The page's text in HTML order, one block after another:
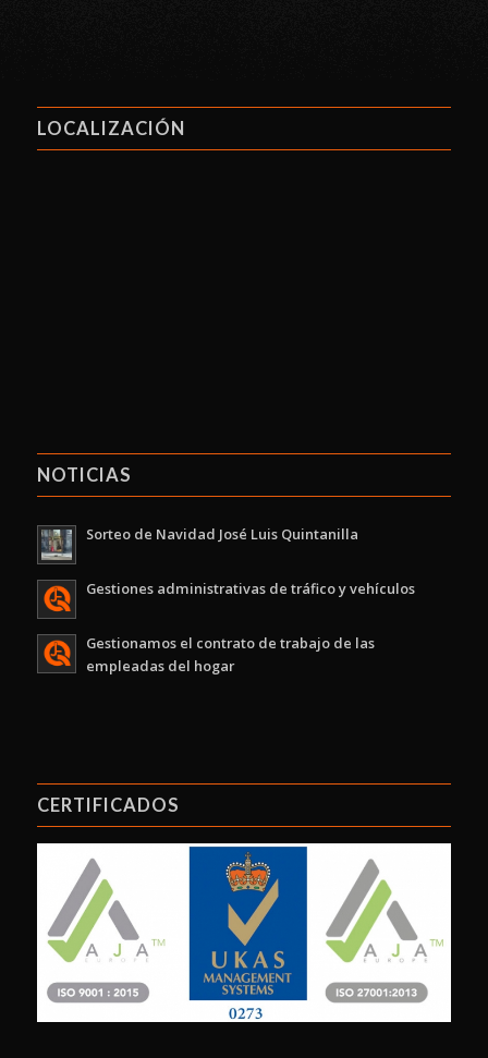
LOCALIZACIÓN
NOTICIAS
Sorteo de Navidad José Luis Quintanilla
Gestiones administrativas de tráfico y vehículos
Gestionamos el contrato de trabajo de las
empleadas del hogar
CERTIFICADOS